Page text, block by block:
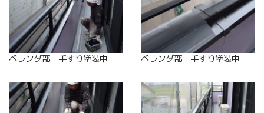
ベランダ部 手すり塗装中 ベランダ部 手すり塗装中